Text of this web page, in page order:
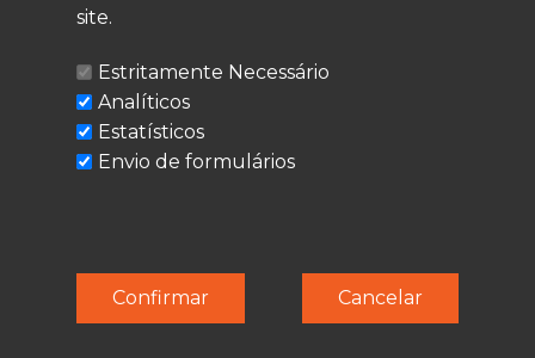
LEGAL
Política de Privacidade
Termos de Utilização
Cookies
© Techolder. Todos os direitos reservados.
SmashLine
site.
Estritamente Necessário
Analíticos
Estatísticos
Envio de formulários
Cancelar
Confirmar